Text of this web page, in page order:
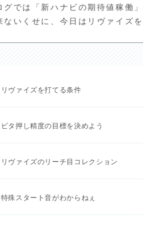
グでは「新ハナビの期待値稼働
ないくせに、今日はリヴァイズ
リヴァイズを打てる条件
ビタ押し精度の目標を決めよう
リヴァイズのリーチ目コレクション
特殊スタート音がわからねぇ